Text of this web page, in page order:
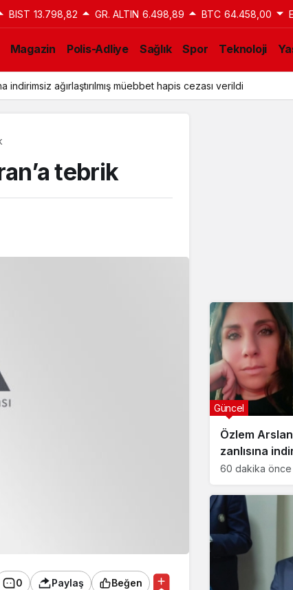
BIST 13.798,82 GR. ALTIN 6.498,89 BTC 64.458,00
Magazin Polis-Adliye Sağlık Spor Teknoloji
indirimsiz ağırlaştırılmış müebbet hapis cezası verildi
tebrik
0 Paylaş Beğen
Özlem
zanlısına
müebbet
60 dakika önce
Güncel